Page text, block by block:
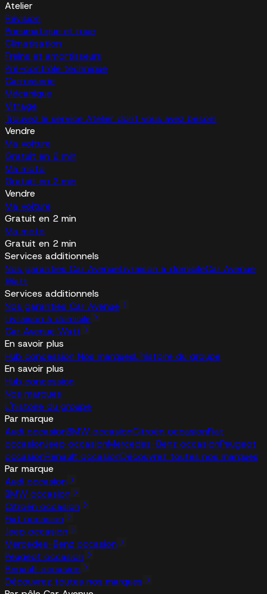
Atelier
Révision
Pneumatique et roue
Climatisation
Freins et amortisseurs
Pré-contrôle technique
Carrosserie
Mécanique
Vitrage
Trouvez le service Atelier dont vous avez besoin
Vendre
Ma voiture
Gratuit en 2 min
Ma moto
Gratuit en 2 min
Vendre
Ma voiture
Gratuit en 2 min
Ma moto
Gratuit en 2 min
Services additionnels
Nos garanties Car AvenueLivraison à domicileCar Avenue
Watt
Services additionnels
Nos garanties Car Avenue
Livraison à domicile
Car Avenue Watt
En savoir plus
Hub concession Nos marquesL'histoire du groupe
En savoir plus
Hub concession
Nos marques
L'histoire du groupe
Par marque
Audi occasionBMW occasionCitroën occasionFiat
occasionJeep occasionMercedes-Benz occasionPeugeot
occasionRenault occasionDécouvrez toutes nos marques
Par marque
Audi occasion
BMW occasion
Citroën occasion
Fiat occasion
Jeep occasion
Mercedes-Benz occasion
Peugeot occasion
Renault occasion
Découvrez toutes nos marques